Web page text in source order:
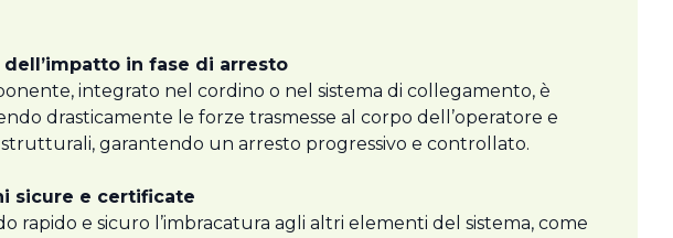
in fase di arresto
integrato nel cordino o nel sistema di collegamento, è
drasticamente le forze trasmesse al corpo dell’operatore e
strutturali, garantendo un arresto progressivo e controllato.
sicure e certificate
e sicuro l’imbracatura agli altri elementi del sistema, come